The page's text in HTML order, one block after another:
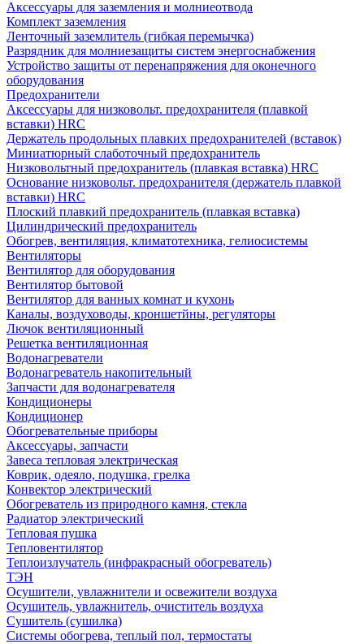
Аксессуары для заземления и молниеотвода
Комплект заземления
Ленточный заземлитель (гибкая перемычка)
Разрядник для молниезащиты систем энергоснабжения
Устройство защиты от перенапряжения для оконечного
оборудования
Предохранители
Аксессуары для низковольт. предохранителя (плавкой
вставки) HRC
Держатель продольных плавких предохранителей (вставок)
Миниатюрный слаботочный предохранитель
Низковольтный предохранитель (плавкая вставка) HRC
Основание низковольт. предохранителя (держатель плавкой
вставки) HRC
Плоский плавкий предохранитель (плавкая вставка)
Цилиндрический предохранитель
Обогрев, вентиляция, климатотехника, гелиосистемы
Вентиляторы
Вентилятор для оборудования
Вентилятор бытовой
Вентилятор для ванных комнат и кухонь
Каналы, воздуховоды, кроншетйны, регуляторы
Лючок вентиляционный
Решетка вентиляционная
Водонагреватели
Водонагреватель накопительный
Запчасти для водонагревателя
Кондиционеры
Кондиционер
Обогревательные приборы
Аксессуары, запчасти
Завеса тепловая электрическая
Коврик, одеяло, подушка, грелка
Конвектор электрический
Обогреватель из природного камня, стекла
Радиатор электрический
Тепловая пушка
Тепловентилятор
Теплоизлучатель (инфракрасный обогреватель)
ТЭН
Осушители, увлажнители и освежители воздуха
Осушитель, увлажнитель, очиститель воздуха
Сушитель (сушилка)
Системы обогрева, теплый пол, термостаты